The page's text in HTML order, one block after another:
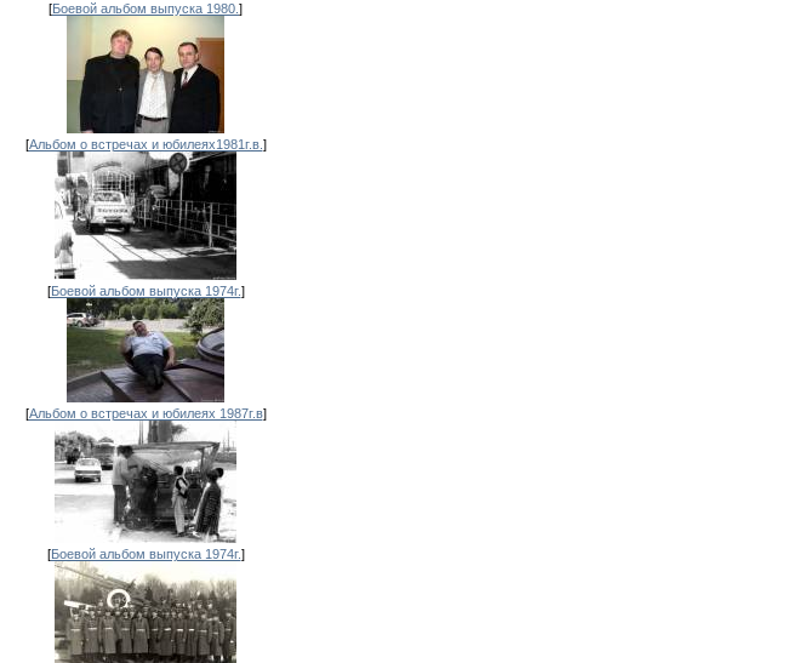
[Боевой альбом выпуска 1980. ]
[Альбом о встречах и юбилеях1981г.в. ]
[Боевой альбом выпуска 1974г.]
[Альбом о встречах и юбилеях 1987г.в]
[Боевой альбом выпуска 1974г.]